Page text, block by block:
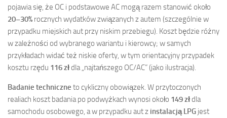
pojawia się, że OC i podstawowe AC mogą razem stanowić około
20–30% rocznych wydatków związanych z autem (szczególnie w
przypadku miejskich aut przy niskim przebiegu). Koszt będzie różny
w zależności od wybranego wariantu i kierowcy; w samych
przykładach widać też niskie oferty, w tym orientacyjny przypadek
kosztu rzędu 116 złdla „najtańszego OC/AC” (jako ilustracja).
Badanie techniczne to cykliczny obowiązek. W przytoczonych
realiach koszt badania po podwyżkach wynosi około 149 złdla
samochodu osobowego, a w przypadku aut z instalacją LPG jest